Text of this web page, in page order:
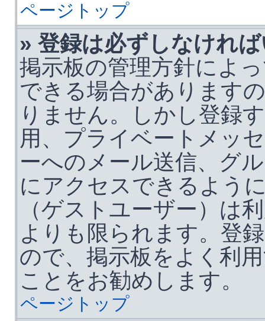
ページトップ
» 登録は必ずしなけれ
掲示板の管理方針によ
できる場合があります
りません。しかし登録
用、プライベートメッ
ーへのメール送信、グ
にアクセスできるよう
（ゲストユーザー）は
よりも限られます。登
ので、掲示板をよく利
ことをお勧めします。
ページトップ